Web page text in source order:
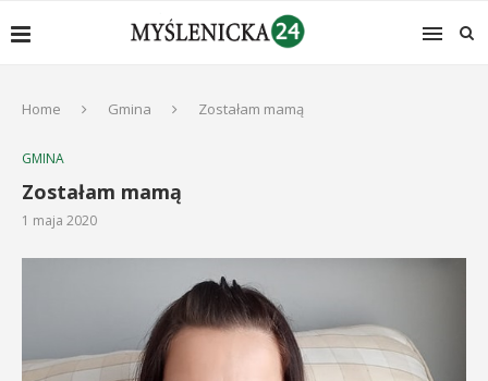
Home Gmina Zostałam mamą
GMINA
Zostałam mamą
1 maja 2020